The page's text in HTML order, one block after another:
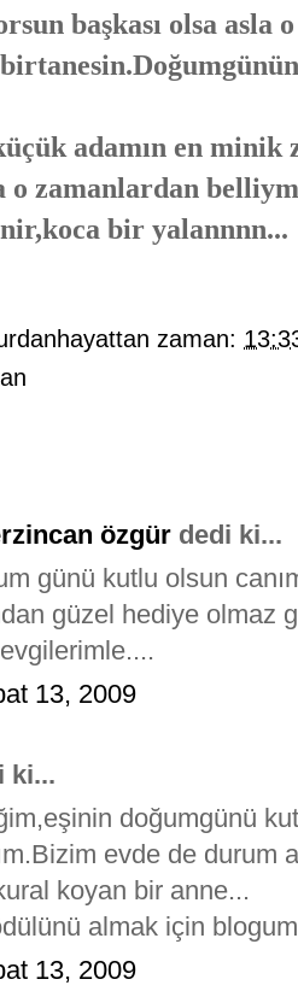
başkası olsa
adamın en minik
o zamanlardan
bir yalannnn...
zaman:
özgür dedi ki...
günü kutlu olsun
güzel hediye olmaz
13, 2009
ki...
doğumgünü
evde de durum
koyan bir anne...
almak için
13, 2009